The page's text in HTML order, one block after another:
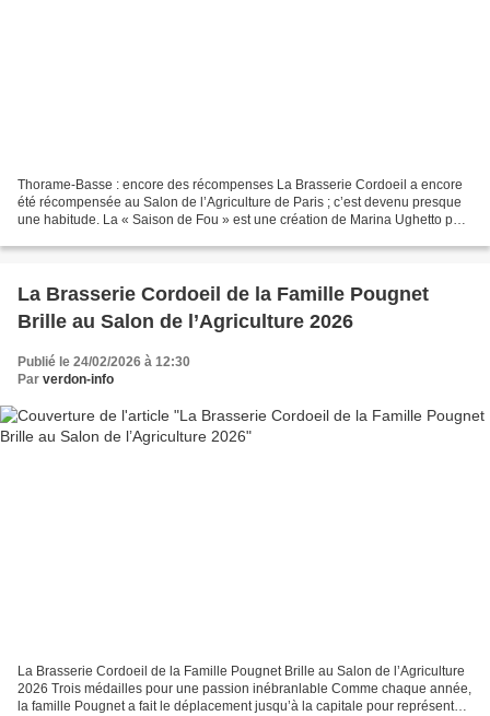
Thorame-Basse : encore des récompenses La Brasserie Cordoeil a encore
été récompensée au Salon de l’Agriculture de Paris ; c’est devenu presque
une habitude. La « Saison de Fou » est une création de Marina Ughetto pour
La Brasserie Cordoeil de la Famille Pougnet
Brille au Salon de l’Agriculture 2026
Publié le 24/02/2026 à 12:30
Par verdon-info
La Brasserie Cordoeil de la Famille Pougnet Brille au Salon de l’Agriculture
2026 Trois médailles pour une passion inébranlable Comme chaque année,
la famille Pougnet a fait le déplacement jusqu’à la capitale pour représenter